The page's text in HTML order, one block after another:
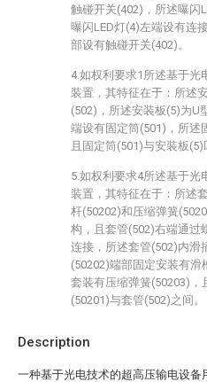
Description
一种基于光电技术的超高压输电设备
触碰开关(402)，所述曝闪
曝闪LED灯(4)左端设有连
部设有触碰开关(402)。
4.如权利要求1所述基于光
装置，其特征在于：所述
(502)，所述安装板(5)为U
端设有固定筒(501)，所述
且固定筒(501)与安装板(5)
5.如权利要求4所述基于光
装置，其特征在于：所述
杆(50202)和压缩弹簧
构，且套管(502)右端通过
连接，所述套管(502)内滑
(50202)端部固定安装有滑
套装有压缩弹簧(50203)，
(50201)与套管(502)之间。